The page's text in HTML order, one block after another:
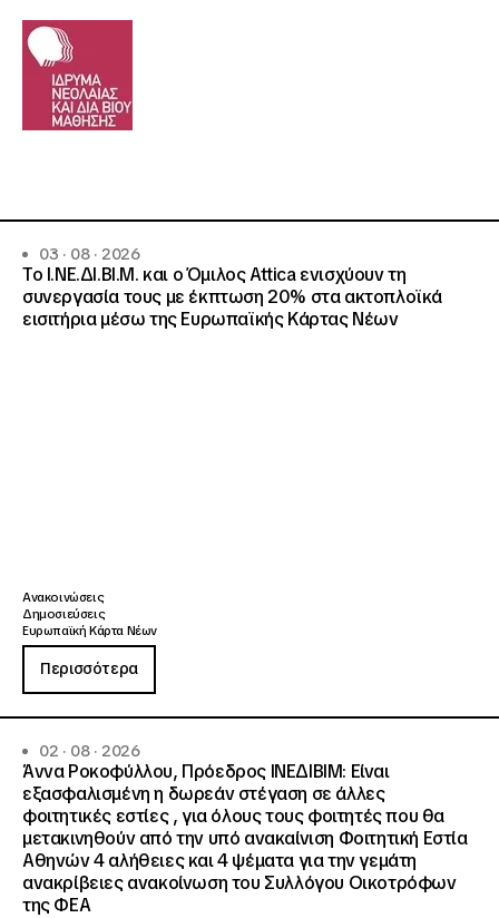
03 · 08 · 2026
Το Ι.ΝΕ.ΔΙ.ΒΙ.Μ. και o Όμιλος Attica ενισχύουν τη
συνεργασία τους με έκπτωση 20% στα ακτοπλοϊκά
εισιτήρια μέσω της Ευρωπαϊκής Κάρτας Νέων
Ανακοινώσεις
Δημοσιεύσεις
Ευρωπαϊκή Κάρτα Νέων
Περισσότερα
02 · 08 · 2026
Άννα Ροκοφύλλου, Πρόεδρος ΙΝΕΔΙΒΙΜ: Είναι
εξασφαλισμένη η δωρεάν στέγαση σε άλλες
φοιτητικές εστίες , για όλους τους φοιτητές που θα
μετακινηθούν από την υπό ανακαίνιση Φοιτητική Εστία
Αθηνών 4 αλήθειες και 4 ψέματα για την γεμάτη
ανακρίβειες ανακοίνωση του Συλλόγου Οικοτρόφων
της ΦΕΑ